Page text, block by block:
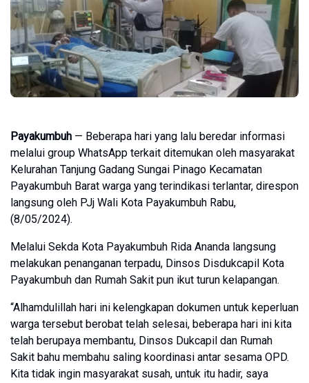
Payakumbuh — Beberapa hari yang lalu beredar informasi
melalui group WhatsApp terkait ditemukan oleh masyarakat
Kelurahan Tanjung Gadang Sungai Pinago Kecamatan
Payakumbuh Barat warga yang terindikasi terlantar, direspon
langsung oleh PJj Wali Kota Payakumbuh Rabu,
(8/05/2024).
Melalui Sekda Kota Payakumbuh Rida Ananda langsung
melakukan penanganan terpadu, Dinsos Disdukcapil Kota
Payakumbuh dan Rumah Sakit pun ikut turun kelapangan.
“Alhamdulillah hari ini kelengkapan dokumen untuk keperluan
warga tersebut berobat telah selesai, beberapa hari ini kita
telah berupaya membantu, Dinsos Dukcapil dan Rumah
Sakit bahu membahu saling koordinasi antar sesama OPD.
Kita tidak ingin masyarakat susah, untuk itu hadir, saya